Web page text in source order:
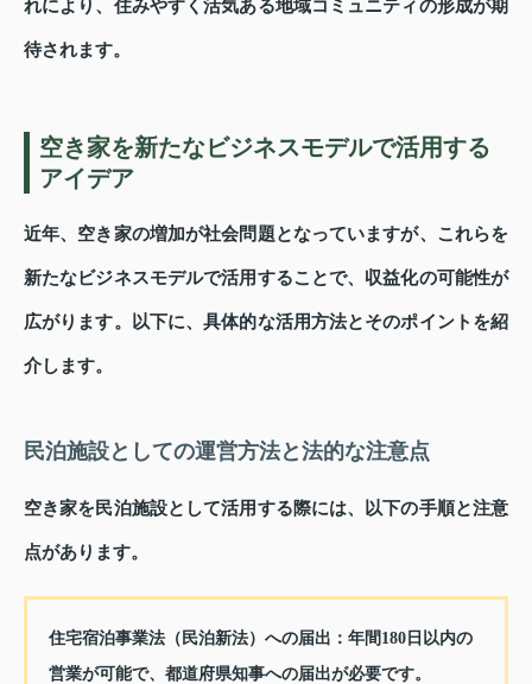
れにより、住みやすく活気ある地域コミュニティの形成が期
待されます。
空き家を新たなビジネスモデルで活用する
アイデア
近年、空き家の増加が社会問題となっていますが、これらを
新たなビジネスモデルで活用することで、収益化の可能性が
広がります。以下に、具体的な活用方法とそのポイントを紹
介します。
民泊施設としての運営方法と法的な注意点
空き家を民泊施設として活用する際には、以下の手順と注意
点があります。
住宅宿泊事業法（民泊新法）への届出： 年間180日以内の
営業が可能で、都道府県知事への届出が必要です。